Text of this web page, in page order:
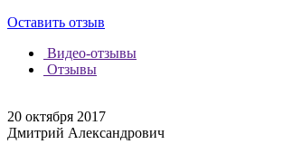
Оставить отзыв
Видео-отзывы
Отзывы
20 октября 2017
Дмитрий Александрович